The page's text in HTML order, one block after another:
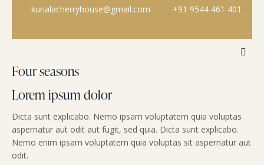
kurialacherryhouse@gmail.com +91 9544 461 401
Four seasons
Lorem ipsum dolor
Dicta sunt explicabo. Nemo ipsam voluptatem quia voluptas
aspernatur aut odit aut fugit, sed quia. Dicta sunt explicabo.
Nemo enim ipsam voluptatem quia voluptas sit aspernatur aut
odit.